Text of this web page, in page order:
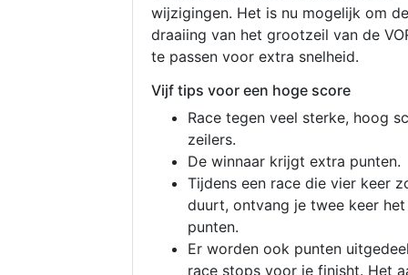
wijzigingen. Het is nu mogelijk om de
draaiing van het grootzeil van de
te passen voor extra snelheid.
Vijf tips voor een hoge score
Race tegen veel sterke, hoog
zeilers.
De winnaar krijgt extra punten.
Tijdens een race die vier keer
duurt, ontvang je twee keer
punten.
Er worden ook punten
race stops voor je finisht. Het